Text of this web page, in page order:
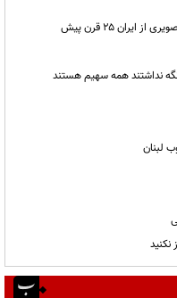
نگه نداشتند همه سهیم هستند
لبنان
نکنید